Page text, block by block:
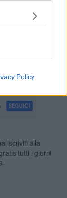
Policy
italiana
onlus
iscriviti alla
tutti i giorni